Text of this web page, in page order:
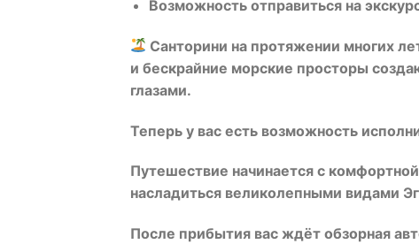
Возможность отправиться на
Санторини на протяжении многих
и бескрайние морские просторы
глазами.
Теперь у вас есть возможность
Путешествие начинается с
насладиться великолепными видами
После прибытия вас ждёт обзорная